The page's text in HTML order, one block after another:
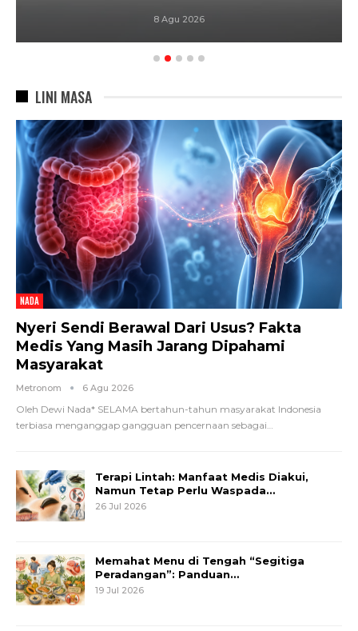
8 Agu 2026
LINI MASA
NADA
Nyeri Sendi Berawal Dari Usus? Fakta
Medis Yang Masih Jarang Dipahami
Masyarakat
Metronom 6 Agu 2026
Oleh Dewi Nada* SELAMA bertahun-tahun masyarakat Indonesia
terbiasa menganggap gangguan pencernaan sebagai…
Terapi Lintah: Manfaat Medis Diakui,
Namun Tetap Perlu Waspada…
26 Jul 2026
Memahat Menu di Tengah “Segitiga
Peradangan”: Panduan…
19 Jul 2026